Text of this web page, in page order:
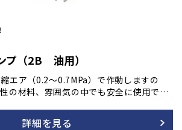
プ（2B 油用）
エア（0.2～0.7MPa）で作動しますの
の材料、雰囲気の中でも安全に使用で
詳細を見る